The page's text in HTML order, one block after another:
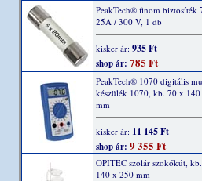
PeakTech® finom biztosíték
25A / 300 V, 1 db
kisker ár: 935 Ft
shop ár: 785 Ft
PeakTech® 1070 digitális
készülék 1070, kb. 70 x
mm
kisker ár: 11 145 Ft
shop ár: 9 355 Ft
OPITEC szolár szökőkút,
140 x 250 mm